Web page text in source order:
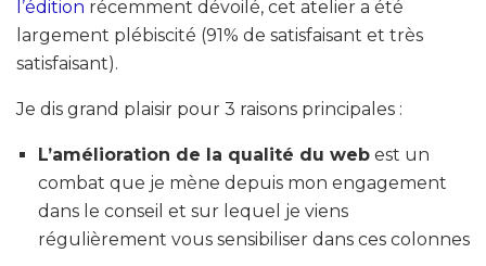
l’édition récemment dévoilé, cet atelier a été
largement plébiscité (91% de satisfaisant et très
satisfaisant).
Je dis grand plaisir pour 3 raisons principales :
L’amélioration de la qualité du web est un
combat que je mène depuis mon engagement
dans le conseil et sur lequel je viens
régulièrement vous sensibiliser dans ces colonnes